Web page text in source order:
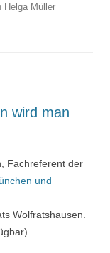
Helga Müller
wird man
Fachreferent der
und
Wolfratshausen.